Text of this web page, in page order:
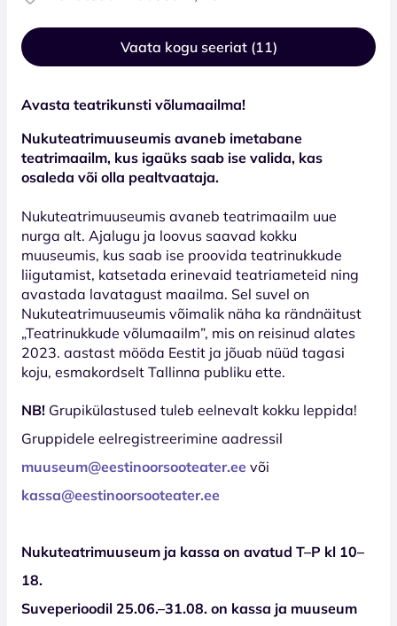
Vaata kogu seeriat (11)
Avasta teatrikunsti võlumaailma!
Nukuteatrimuuseumis avaneb imetabane
teatrimaailm, kus igaüks saab ise valida, kas
osaleda või olla pealtvaataja.
Nukuteatrimuuseumis avaneb teatrimaailm uue
nurga alt. Ajalugu ja loovus saavad kokku
muuseumis, kus saab ise proovida teatrinukkude
liigutamist, katsetada erinevaid teatriameteid ning
avastada lavatagust maailma. Sel suvel on
Nukuteatrimuuseumis võimalik näha ka rändnäitust
„Teatrinukkude võlumaailm”, mis on reisinud alates
2023. aastast mööda Eestit ja jõuab nüüd tagasi
koju, esmakordselt Tallinna publiku ette.
NB! Grupikülastused tuleb eelnevalt kokku leppida!
Gruppidele eelregistreerimine aadressil
muuseum@eestinoorsooteater.ee või
kassa@eestinoorsooteater.ee
Nukuteatrimuuseum ja kassa on avatud T–P kl 10–
18.
Suveperioodil 25.06.–31.08. on kassa ja muuseum